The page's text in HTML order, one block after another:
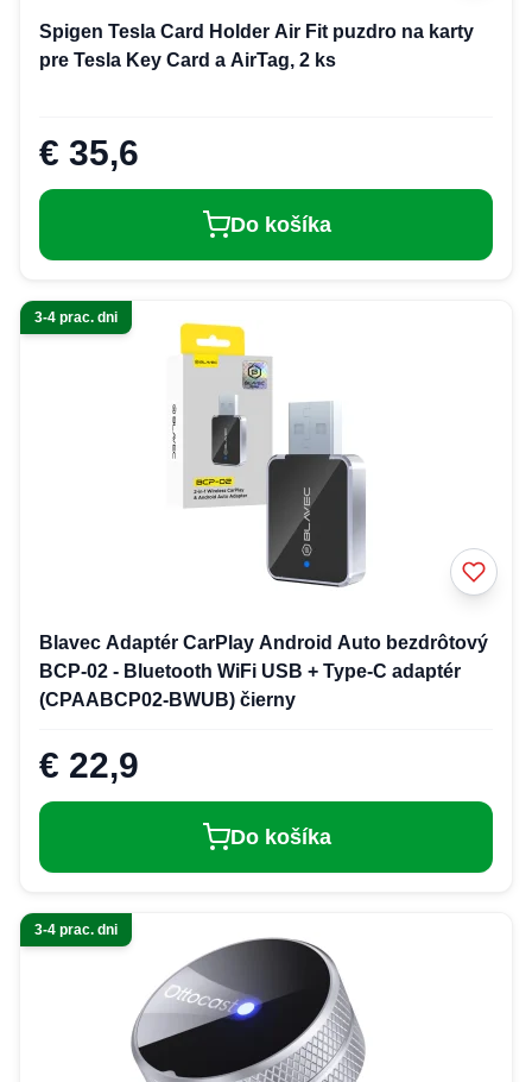
Spigen Tesla Card Holder Air Fit puzdro na karty
pre Tesla Key Card a AirTag, 2 ks
€ 35,6
Do košíka
3-4 prac. dni
Blavec Adaptér CarPlay Android Auto bezdrôtový
BCP-02 - Bluetooth WiFi USB + Type-C adaptér
(CPAABCP02-BWUB) čierny
€ 22,9
Do košíka
3-4 prac. dni